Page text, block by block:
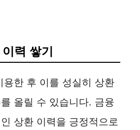
력 쌓기
용한 후 이를 성실히 상환
올릴 수 있습니다. 금융
상환 이력을 긍정적으로